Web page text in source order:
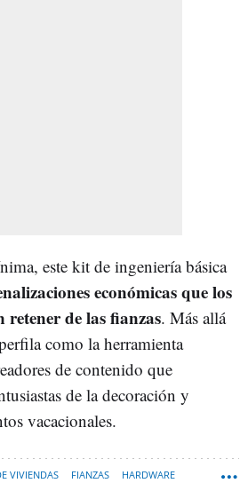
este kit de ingeniería básica
económicas que los
retener de las fianzas. Más allá
como la herramienta
de contenido que
de la decoración y
vacacionales.
VIVIENDAS FIANZAS HARDWARE